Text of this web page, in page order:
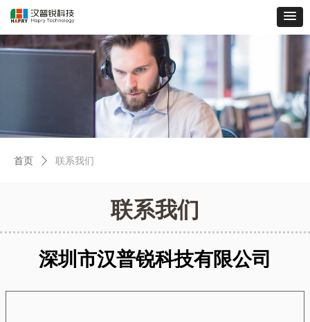
首页 ꄲ 联系我们
联系我们
深圳市汉普锐科技有限公司